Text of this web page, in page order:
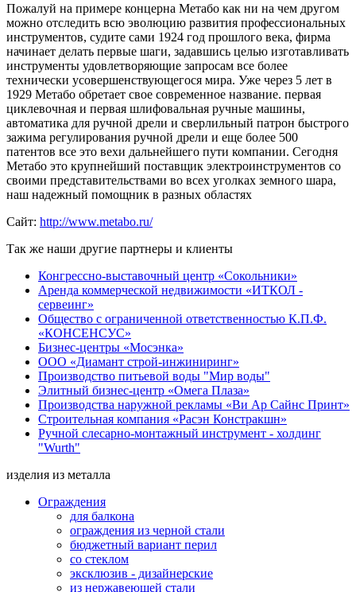
Пожалуй на примере концерна Метабо как ни на чем другом
можно отследить всю эволюцию развития профессиональных
инструментов, судите сами 1924 год прошлого века, фирма
начинает делать первые шаги, задавшись целью изготавливать
инструменты удовлетворяющие запросам все более
технически усовершенствующегося мира. Уже через 5 лет в
1929 Метабо обретает свое современное название. первая
циклевочная и первая шлифовальная ручные машины,
автоматика для ручной дрели и сверлильный патрон быстрого
зажима регулирования ручной дрели и еще более 500
патентов все это вехи дальнейшего пути компании. Сегодня
Метабо это крупнейший поставщик электроинструментов со
своими представительствами во всех уголках земного шара,
наш надежный помощник в разных областях
Сайт: http://www.metabo.ru/
Так же наши другие партнеры и клиенты
Конгрессно-выставочный центр «Сокольники»
Аренда коммерческой недвижимости «ИТКОЛ -
сервеинг»
Общество с ограниченной ответственностью К.П.Ф.
«КОНСЕНСУС»
Бизнес-центры «Мосэнка»
ООО «Диамант строй-инжиниринг»
Производство питьевой воды "Мир воды"
Элитный бизнес-центр «Омега Плаза»
Производства наружной рекламы «Ви Ар Сайнс Принт»
Строительная компания «Расэн Констракшн»
Ручной слесарно-монтажный инструмент - холдинг
"Wurth"
изделия из металла
Ограждения
для балкона
ограждения из черной стали
бюджетный вариант перил
со стеклом
эксклюзив - дизайнерские
из нержавеющей стали